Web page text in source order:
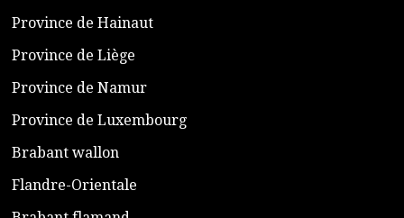
​Province de Hainaut
Province de Liège
​Province de Namur
​Province de Luxembourg
​Brabant wallon
​Flandre-Orientale